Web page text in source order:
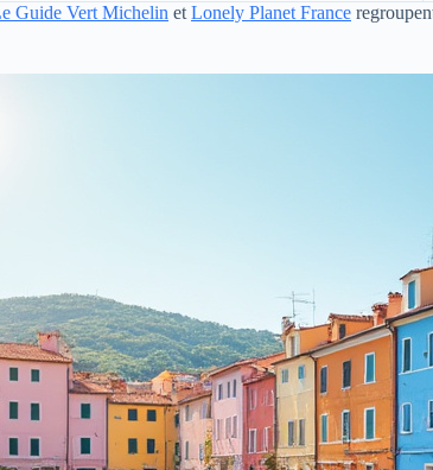
Guide Vert Michelin et Lonely Planet France